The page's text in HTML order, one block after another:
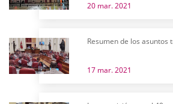
20 mar. 2021
Resumen de los asuntos
17 mar. 2021